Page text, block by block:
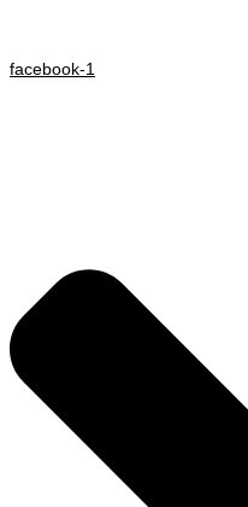
facebook-1